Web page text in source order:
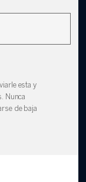
esta y
Nunca
de baja